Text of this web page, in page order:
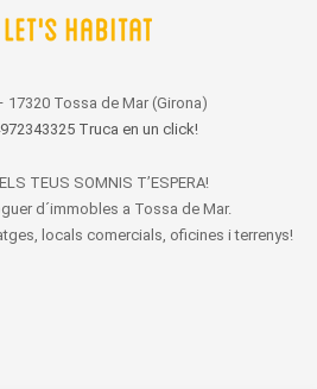
17320 Tossa de Mar (Girona)
Truca en un click!
TEUS SOMNIS T’ESPERA!
d´immobles a Tossa de Mar.
locals comercials, oficines i terrenys!